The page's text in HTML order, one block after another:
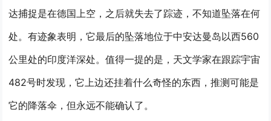
达捕捉是在德国上空，之后就失去了踪迹，不知道坠落在何
处。有迹象表明，它最后的坠落地位于中安达曼岛以西560
公里处的印度洋深处。值得一提的是，天文学家在跟踪宇宙
482号时发现，它上边还挂着什么奇怪的东西，推测可能是
它的降落伞，但永远不能确认了。